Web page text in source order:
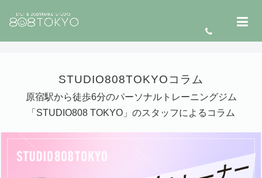
STUDIO808TOKYOコラム
原宿駅から徒歩6分のパーソナルトレーニングジム
「STUDIO808 TOKYO」のスタッフによるコラム